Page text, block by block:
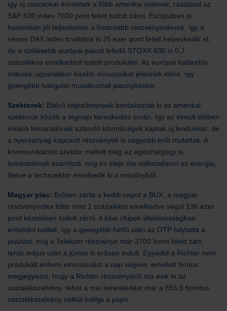
így új csúcsokat érintettek a főbb amerikai indexek, ráadásul az
S&P 500 index 7600 pont felett tudott zárni. Európában is
hasonlóan jól teljesítettek a fontosabb részvényindexek, így a
német DAX index továbbra is 25 ezer pont felett helyezkedik el,
de a szélesebb európai piacot lefedő STOXX 600 is 0,7
százalékos emelkedést tudott produkálni. Az európai határidős
indexek ugyanakkor kisebb mínuszokat jeleznek előre, így
gyengébb hangulat mutatkozhat piacnyitáskor.
Szektorok: Eltérő teljesítmények bontakoztak ki az amerikai
szektorok között a tegnapi kereskedés során, így az elmúlt időben
inkább lemaradónak számító közműcégek kaptak új lendületet, de
a nyersanyag-kapcsolt részvények is nagyobb erőt mutattak. A
kommunikációs szektor mellett még az egészségügy is
lemaradónak számított, míg év eleje óta változatlanul az energia,
illetve a techszektor emelkedik ki a mezőnyből.
Magyar piac: Erősen zárta a keddi napot a BUX, a magyar
részvényindex több mint 1 százalékot emelkedve végül 136 ezer
pont közelében tudott zárni. A blue chipek általánosságban
erősödni tudtak, így a gyengébb hétfő után az OTP folytatta a
javulást, míg a Telekom részvénye már 2700 forint felett zárt,
tehát május után a június is erősen indult. Egyedül a Richter nem
produkált érdemi elmozdulást a nap végére, emellett fontos
megjegyezni, hogy a Richter részvényéről ma esik le az
osztalékszelvény, tehát a mai kereskedést már a 655,5 forintos
osztalékszelvény nélkül indítja a papír.